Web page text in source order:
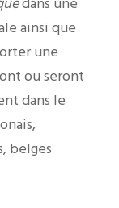
ainsi que
une
ou seront
dans le
belges